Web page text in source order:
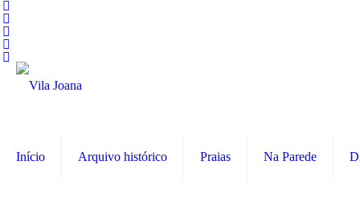
Início Arquivo histórico Praias Na Parede